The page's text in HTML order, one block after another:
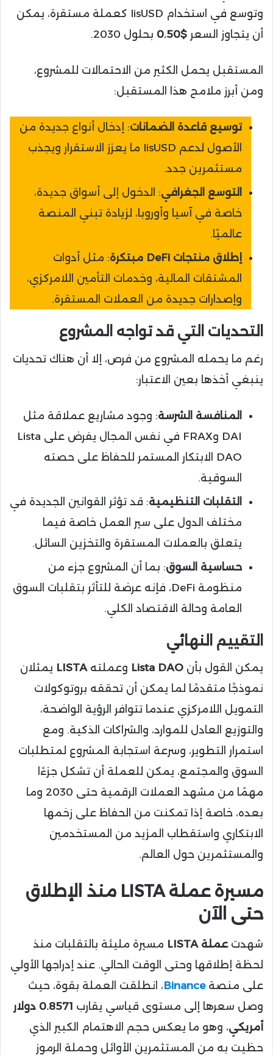
وتوسع في استخدام lisUSD كعملة مستقرة، يمكن
أن يتجاوز السعر $0.50 بحلول 2030.
المستقبل يحمل الكثير من الاحتمالات للمشروع،
ومن أبرز ملامح هذا المستقبل:
توسيع قاعدة الضمانات: إدخال أنواع جديدة من
الأصول لدعم lisUSD ما يعزز الاستقرار ويجذب
مستثمرين جدد.
التوسع الجغرافي: الدخول إلى أسواق جديدة،
خاصة في آسيا وأوروبا، لزيادة تبني المنصة
عالميًا.
إطلاق منتجات DeFi مبتكرة
: مثل أدوات
المشتقات المالية، وخدمات التأمين اللامركزي،
وإصدارات جديدة من العملات المستقرة.
التحديات التي قد تواجه المشروع
رغم ما يحمله المشروع من فرص، إلا أن هناك تحديات
ينبغي أخذها بعين الاعتبار:
المنافسة الشرسة: وجود مشاريع عملاقة مثل
DAI وFRAX في نفس المجال يفرض على Lista
DAO الابتكار المستمر للحفاظ على حصته
السوقية.
التقلبات التنظيمية: قد تؤثر القوانين الجديدة في
مختلف الدول على سير العمل خاصة فيما
يتعلق بالعملات المستقرة والتخزين السائل.
حساسية السوق: بما أن المشروع جزء من
منظومة DeFi، فإنه عرضة للتأثر بتقلبات السوق
العامة وحالة الاقتصاد الكلي.
التقييم النهائي
يمكن القول بأن Lista DAO وعملتهLISTA يمثلان
نموذجًا متقدمًا لما يمكن أن تحققه بروتوكولات
التمويل اللامركزي عندما تتوافر الرؤية الواضحة،
والتوزيع العادل للموارد، والشراكات الذكية. ومع
استمرار التطوير، وسرعة استجابة المشروع لمتطلبات
السوق والمجتمع، يمكن للعملة أن تشكل جزءًا
مهمًا من مشهد العملات الرقمية حتى 2030 وما
بعده، خاصة إذا تمكنت من الحفاظ على زخمها
الابتكاري واستقطاب المزيد من المستخدمين
والمستثمرين حول العالم.
مسيرة عملة LISTA منذ الإطلاق
حتى الآن
شهدتعملة LISTA
مسيرة مليئة بالتقلبات منذ
لحظة إطلاقها وحتى الوقت الحالي. عند إدراجها الأولي
على منصةBinance، انطلقت العملة بقوة، حيث
وصل سعرها إلى مستوى قياسي يقارب
0.8571 دولار
أمريكي، وهو ما يعكس حجم الاهتمام الكبير الذي
حظيت به من المستثمرين الأوائل وحملة الرموز